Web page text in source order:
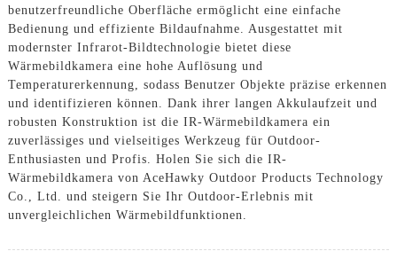
benutzerfreundliche Oberfläche ermöglicht eine einfache
Bedienung und effiziente Bildaufnahme. Ausgestattet mit
modernster Infrarot-Bildtechnologie bietet diese
Wärmebildkamera eine hohe Auflösung und
Temperaturerkennung, sodass Benutzer Objekte präzise erkennen
und identifizieren können. Dank ihrer langen Akkulaufzeit und
robusten Konstruktion ist die IR-Wärmebildkamera ein
zuverlässiges und vielseitiges Werkzeug für Outdoor-
Enthusiasten und Profis. Holen Sie sich die IR-
Wärmebildkamera von AceHawky Outdoor Products Technology
Co., Ltd. und steigern Sie Ihr Outdoor-Erlebnis mit
unvergleichlichen Wärmebildfunktionen.